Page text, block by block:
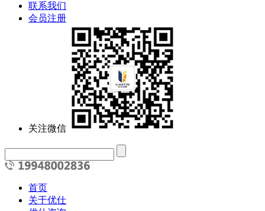
联系我们
会员注册
关注微信
首页
关于优仕